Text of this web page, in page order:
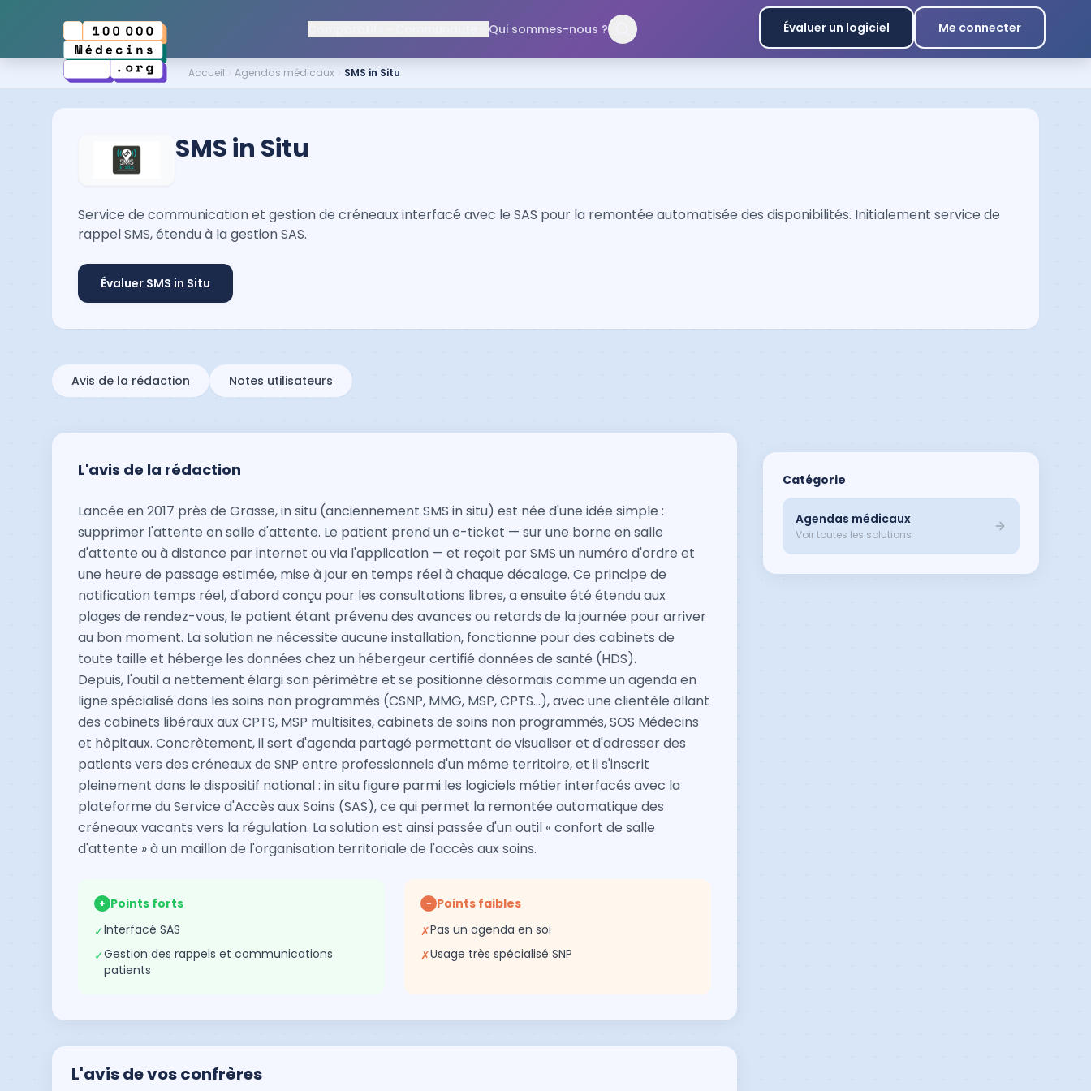
Qui sommes-nous ? Évaluer un logiciel Me connecter
Accueil Agendas médicaux SMS in Situ
SMS in Situ
Service de communication et gestion de créneaux interfacé avec le SAS pour la remontée automatisée des disponibilités. Initialement service de
rappel SMS, étendu à la gestion SAS.
Évaluer SMS in Situ
Avis de la rédaction Notes utilisateurs
L'avis de la rédaction
Lancée en 2017 près de Grasse, in situ (anciennement SMS in situ) est née d'une idée simple :
supprimer l'attente en salle d'attente. Le patient prend un e-ticket — sur une borne en salle
d'attente ou à distance par internet ou via l'application — et reçoit par SMS un numéro d'ordre et
une heure de passage estimée, mise à jour en temps réel à chaque décalage. Ce principe de
notification temps réel, d'abord conçu pour les consultations libres, a ensuite été étendu aux
plages de rendez-vous, le patient étant prévenu des avances ou retards de la journée pour arriver
au bon moment. La solution ne nécessite aucune installation, fonctionne pour des cabinets de
toute taille et héberge les données chez un hébergeur certifié données de santé (HDS).
Depuis, l'outil a nettement élargi son périmètre et se positionne désormais comme un agenda en
ligne spécialisé dans les soins non programmés (CSNP, MMG, MSP, CPTS…), avec une clientèle allant
des cabinets libéraux aux CPTS, MSP multisites, cabinets de soins non programmés, SOS Médecins
et hôpitaux. Concrètement, il sert d'agenda partagé permettant de visualiser et d'adresser des
patients vers des créneaux de SNP entre professionnels d'un même territoire, et il s'inscrit
pleinement dans le dispositif national : in situ figure parmi les logiciels métier interfacés avec la
plateforme du Service d'Accès aux Soins (SAS), ce qui permet la remontée automatique des
créneaux vacants vers la régulation. La solution est ainsi passée d'un outil « confort de salle
d'attente » à un maillon de l'organisation territoriale de l'accès aux soins.
+ Points forts
✓Interfacé SAS
✓Gestion des rappels et communications
patients
− Points faibles
✗Pas un agenda en soi
✗Usage très spécialisé SNP
L'avis de vos confrères
Catégorie
Agendas médicaux
Voir toutes les solutions